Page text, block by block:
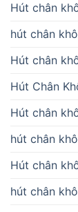
Hút chân
hút chân
Hút chân
Hút Chân
Hút chân
hút chân
Hút chân
hút chân